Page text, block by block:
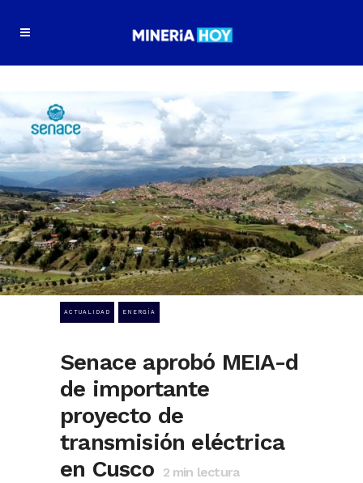
ACTUALIDAD ENERGÍA
Senace aprobó MEIA-d
de importante
proyecto de
transmisión eléctrica
en Cusco
2min lectura